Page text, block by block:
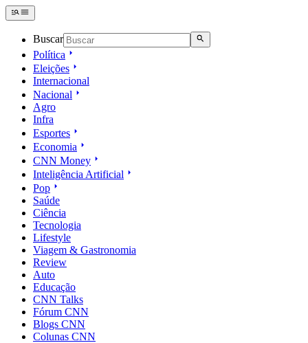
Buscar
Política
Eleições
Internacional
Nacional
Agro
Infra
Esportes
Economia
CNN Money
Inteligência Artificial
Pop
Saúde
Ciência
Tecnologia
Lifestyle
Viagem & Gastronomia
Review
Auto
Educação
CNN Talks
Fórum CNN
Blogs CNN
Colunas CNN